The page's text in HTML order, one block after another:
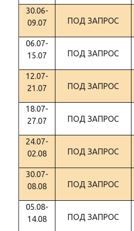
30.06-
09.07
ПОД ЗАПРОС
06.07-
15.07
ПОД ЗАПРОС
12.07-
21.07
ПОД ЗАПРОС
18.07-
27.07
ПОД ЗАПРОС
24.07-
02.08
ПОД ЗАПРОС
30.07-
08.08
ПОД ЗАПРОС
05.08-
14.08
ПОД ЗАПРОС